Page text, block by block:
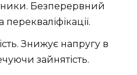
Безперервний
Знижує напругу в
зайнятість.